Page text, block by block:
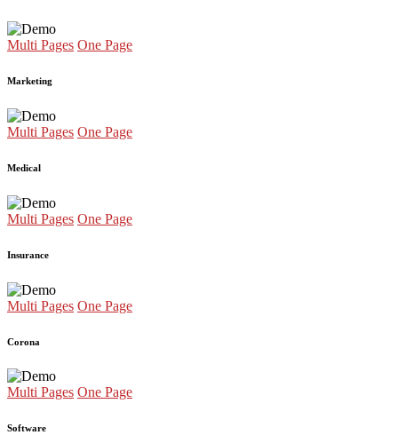
Multi Pages One Page
Marketing
Multi Pages One Page
Medical
Multi Pages One Page
Insurance
Multi Pages One Page
Corona
Multi Pages One Page
Software